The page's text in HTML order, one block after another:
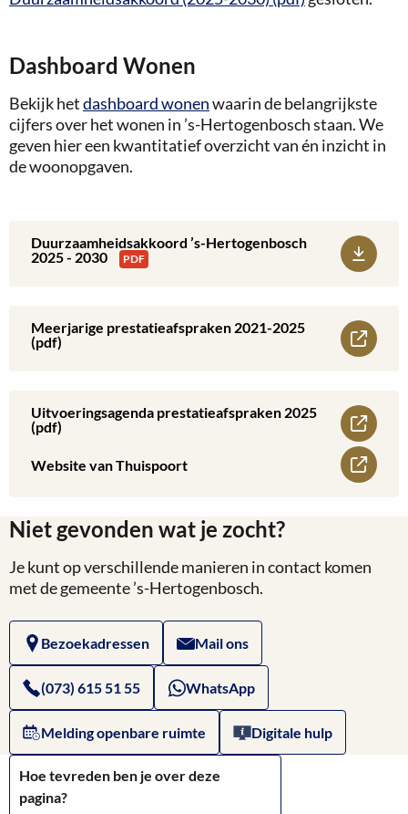
Dashboard Wonen
Bekijk hetdashboard wonenwaarin de belangrijkste
cijfers over het wonen in ’s-Hertogenbosch staan. We
geven hier een kwantitatief overzicht van én inzicht in
de woonopgaven.
Duurzaamheidsakkoord ’s-Hertogenbosch
2025 - 2030
PDF
Download:
’s-
-
2030
Meerjarige prestatieafspraken 2021-2025
(pdf)
Lees
over
2021-
(pdf)
Uitvoeringsagenda prestatieafspraken 2025
(pdf)
Lees
meer
Uitvoeringsagenda
prestatieafspraken
(pdf)
Website van Thuispoort
Lees
over
Website
Thuispoort
Niet gevonden wat je zocht?
Je kunt op verschillende manieren in contact komen
met de gemeente ’s-Hertogenbosch.
Bezoekadressen Mail ons
(073) 615 51 55 WhatsApp
Melding openbare ruimte Digitale hulp
Hoe tevreden ben je over deze
pagina?